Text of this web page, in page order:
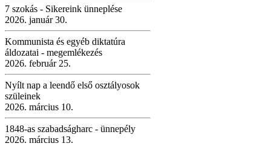
7 szokás - Sikereink ünneplése
2026. január 30.
Kommunista és egyéb diktatúra
áldozatai - megemlékezés
2026. február 25.
Nyílt nap a leendő első osztályosok
szüleinek
2026. március 10.
1848-as szabadságharc - ünnepély
2026. március 13.